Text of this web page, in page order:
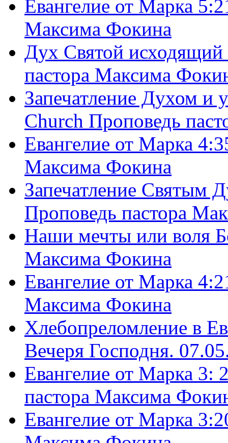
Евангелие от Марка
Максима Фокина
Дух Святой
пастора Максима
Запечатление Духом и
Church Проповедь
Евангелие от Марка
Максима Фокина
Запечатление Святым
Проповедь пастора
Наши мечты или воля
Максима Фокина
Евангелие от Марка
Максима Фокина
Хлебопреломление в
Вечеря Господня.
Евангелие от Марка 3:
пастора Максима
Евангелие от Марка